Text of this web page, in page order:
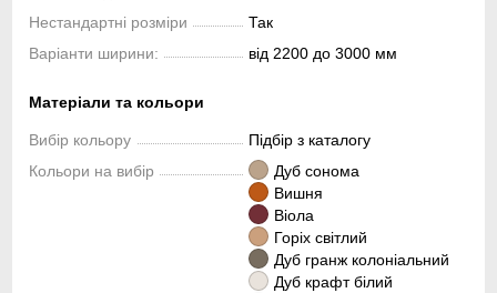
Нестандартні розміри
Так
Варіанти ширини:
від 2200 до 3000 мм
Матеріали та кольори
Вибір кольору
Підбір з каталогу
Кольори на вибір
Дуб сонома
Вишня
Віола
Горіх світлий
Дуб гранж колоніальний
Дуб крафт білий